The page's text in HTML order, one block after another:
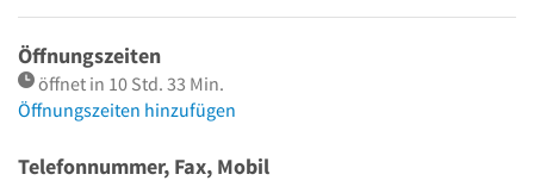
Öffnungszeiten
öffnet in 10 Std. 33 Min.
Öffnungszeiten hinzufügen
Telefonnummer, Fax, Mobil